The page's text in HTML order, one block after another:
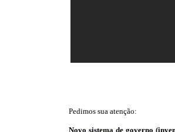
Pedimos sua atenção:
Novo sistema de governo